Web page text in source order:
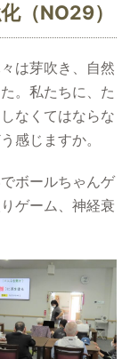
（NO29）
は芽吹き、自然
。私たちに、た
なくてはならな
感じますか。
ボールちゃんゲ
ゲーム、神経衰